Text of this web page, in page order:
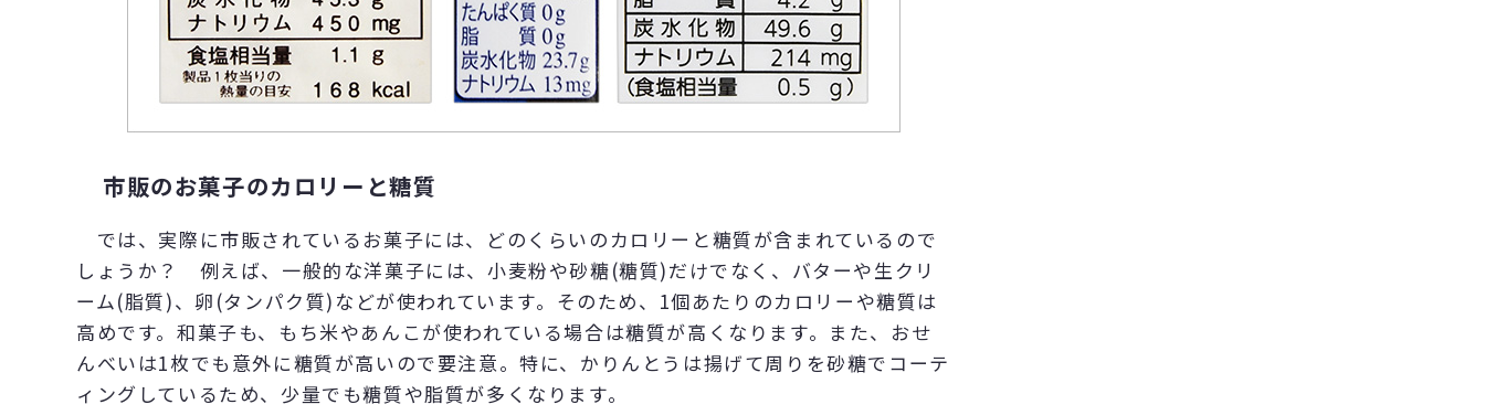
市販のお菓子のカロリーと糖質
では、実際に市販されているお菓子には、どのくらいのカロリーと糖質が含まれているので
しょうか？ 例えば、一般的な洋菓子には、小麦粉や砂糖(糖質)だけでなく、バターや生クリ
ーム(脂質)、卵(タンパク質)などが使われています。そのため、1個あたりのカロリーや糖質は
高めです。和菓子も、もち米やあんこが使われている場合は糖質が高くなります。また、おせ
んべいは1枚でも意外に糖質が高いので要注意。特に、かりんとうは揚げて周りを砂糖でコーテ
ィングしているため、少量でも糖質や脂質が多くなります。